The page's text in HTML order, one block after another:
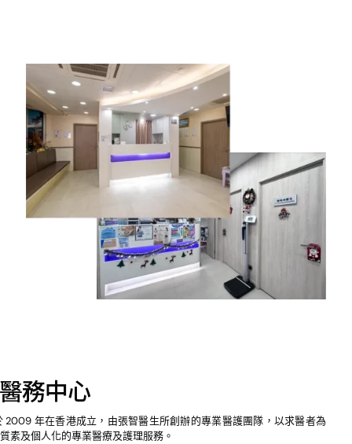
務中心
2009 年在香港成立，由張智醫生所創辦的專業醫護團隊，以求醫者為
素及個人化的專業醫療及護理服務。